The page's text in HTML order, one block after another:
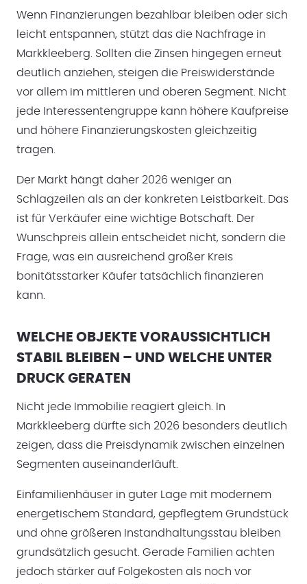
Wenn Finanzierungen bezahlbar bleiben oder sich
leicht entspannen, stützt das die Nachfrage in
Markkleeberg. Sollten die Zinsen hingegen erneut
deutlich anziehen, steigen die Preiswiderstände
vor allem im mittleren und oberen Segment. Nicht
jede Interessentengruppe kann höhere Kaufpreise
und höhere Finanzierungskosten gleichzeitig
tragen.
Der Markt hängt daher 2026 weniger an
Schlagzeilen als an der konkreten Leistbarkeit. Das
ist für Verkäufer eine wichtige Botschaft. Der
Wunschpreis allein entscheidet nicht, sondern die
Frage, was ein ausreichend großer Kreis
bonitätsstarker Käufer tatsächlich finanzieren
kann.
WELCHE OBJEKTE VORAUSSICHTLICH
STABIL BLEIBEN – UND WELCHE UNTER
DRUCK GERATEN
Nicht jede Immobilie reagiert gleich. In
Markkleeberg dürfte sich 2026 besonders deutlich
zeigen, dass die Preisdynamik zwischen einzelnen
Segmenten auseinanderläuft.
Einfamilienhäuser in guter Lage mit modernem
energetischem Standard, gepflegtem Grundstück
und ohne größeren Instandhaltungsstau bleiben
grundsätzlich gesucht. Gerade Familien achten
jedoch stärker auf Folgekosten als noch vor